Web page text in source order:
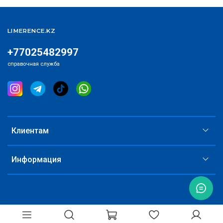
Клиентам
Информация
+77025482997
справочная служба
LIMERENCE.KZ